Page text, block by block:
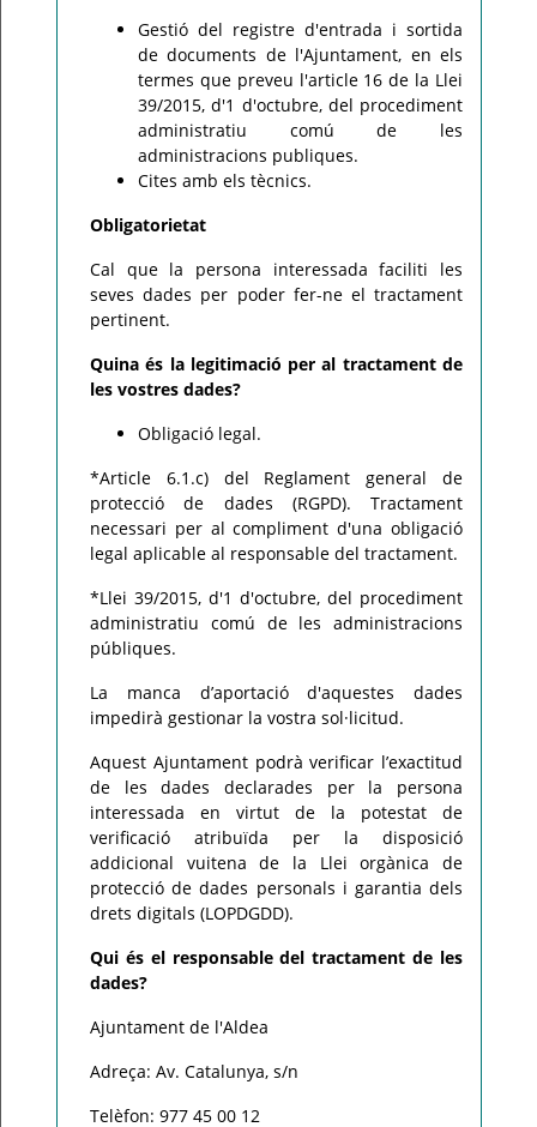
Gestió del registre d'entrada i sortida
de documents de l'Ajuntament, en els
termes que preveu l'article 16 de la Llei
39/2015, d'1 d'octubre, del procediment
administratiu comú de les
administracions publiques.
Cites amb els tècnics.
Obligatorietat
Cal que la persona interessada faciliti les
seves dades per poder fer-ne el tractament
pertinent.
Quina és la legitimació per al tractament de
les vostres dades?
Obligació legal.
*Article 6.1.c) del Reglament general de
protecció de dades (RGPD). Tractament
necessari per al compliment d'una obligació
legal aplicable al responsable del tractament.
*Llei 39/2015, d'1 d'octubre, del procediment
administratiu comú de les administracions
públiques.
La manca d’aportació d'aquestes dades
impedirà gestionar la vostra sol·licitud.
Aquest Ajuntament podrà verificar l’exactitud
de les dades declarades per la persona
interessada en virtut de la potestat de
verificació atribuïda per la disposició
addicional vuitena de la Llei orgànica de
protecció de dades personals i garantia dels
drets digitals (LOPDGDD).
Qui és el responsable del tractament de les
dades?
Ajuntament de l'Aldea
Adreça: Av. Catalunya, s/n
Telèfon: 977 45 00 12